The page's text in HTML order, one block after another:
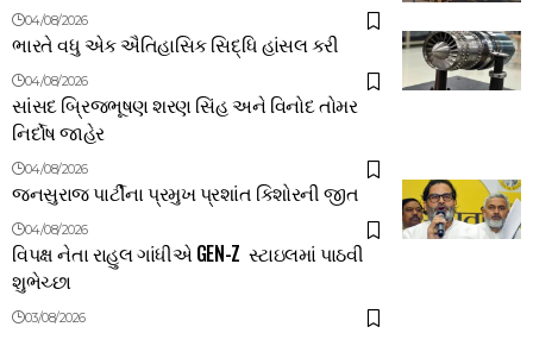
04/08/2026
ભારતે વધુ એક ઐતિહાસિક સિદ્ધિ હાંસલ કરી
04/08/2026
સાંસદ બ્રિજભૂષણ શરણ સિંહ અને વિનોદ તોમર
નિર્દોષ જાહેર
04/08/2026
જનસુરાજ પાર્ટીના પ્રમુખ પ્રશાંત કિશોરની જીત
04/08/2026
વિપક્ષ નેતા રાહુલ ગાંધીએ GEN-Z સ્ટાઇલમાં પાઠવી
શુભેચ્છા
03/08/2026